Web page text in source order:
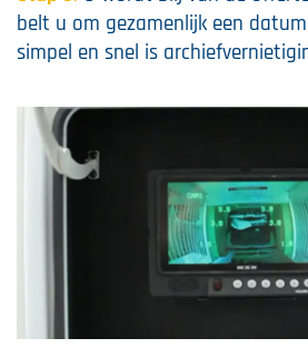
belt u om gezamenlijk een
simpel en snel is